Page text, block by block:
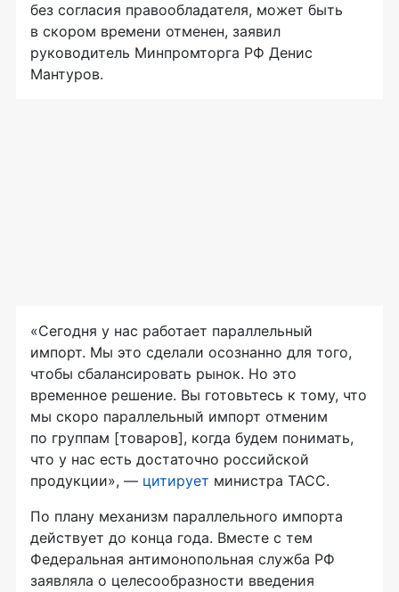
без согласия правообладателя, может быть
в скором времени отменен, заявил
руководитель Минпромторга РФ Денис
Мантуров.
«Сегодня у нас работает параллельный
импорт. Мы это сделали осознанно для того,
чтобы сбалансировать рынок. Но это
временное решение. Вы готовьтесь к тому, что
мы скоро параллельный импорт отменим
по группам [товаров], когда будем понимать,
что у нас есть достаточно российской
продукции», — цитирует министра ТАСС.
По плану механизм параллельного импорта
действует до конца года. Вместе с тем
Федеральная антимонопольная служба РФ
заявляла о целесообразности введения